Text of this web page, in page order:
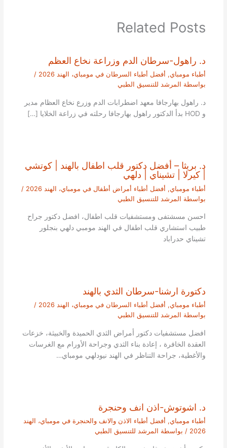
Related Posts
د. راهول-سرطان الدم وزراعة نخاع العظم
أطباء مومباي, أفضل أطباء السرطان في مومباي، الهند 2026
/
بواسطة المرشد للتنسيق الطبي
د. راهول بهارجافا معهد اضطرابات الدم وزرع نخاع العظام مدير
و HOD بدأ الدكتور راهول بهارجافا رحلته في زراعة الخلايا […]
د. بريثا – أفضل دكتور قلب اطفال بالهند | كوتشي
| كيرلا | تشيناي | دلهي
أطباء مومباي, أفضل أطباء أمراض أطفال في مومباي، الهند 2026
/
بواسطة المرشد للتنسيق الطبي
احسن مسشتفى ومستشفيات قلب اطفال، افضل دكتور جراح
طبيب استشاري قلب اطفال في الهند مومبي دلهي بنجلور
تشيناي حدراباد
دكتورة ارشنا-سرطان الثدي بالهند
أطباء مومباي, أفضل أطباء السرطان في مومباي، الهند 2026
/
بواسطة المرشد للتنسيق الطبي
افضل مستشفيات دكتور أمراض الثدي الحميدة والخبيثة، خزعات
العقدة الخافرة ، إعادة بناء الثدي وجراحة الأورام مع الغرسات
والأغطية، جراحة التناظر في الهند نيودلهي مومباي…
د. اشوتوش-اذن انف وحنجرة
أطباء مومباي, أفضل أطباء الاذن والانف والحنجرة في مومباي، الهند
2026 / بواسطة المرشد للتنسيق الطبي